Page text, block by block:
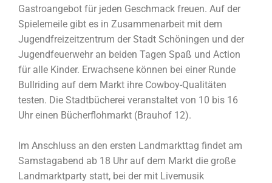
Gastroangebot für jeden Geschmack freuen. Auf der
Spielemeile gibt es in Zusammenarbeit mit dem
Jugendfreizeitzentrum der Stadt Schöningen und der
Jugendfeuerwehr an beiden Tagen Spaß und Action
für alle Kinder. Erwachsene können bei einer Runde
Bullriding auf dem Markt ihre Cowboy-Qualitäten
testen. Die Stadtbücherei veranstaltet von 10 bis 16
Uhr einen Bücherflohmarkt (Brauhof 12).
Im Anschluss an den ersten Landmarkttag findet am
Samstagabend ab 18 Uhr auf dem Markt die große
Landmarktparty statt, bei der mit Livemusik